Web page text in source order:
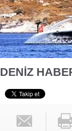
DENİZ